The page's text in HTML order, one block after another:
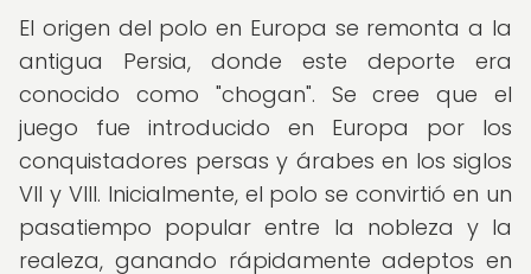
El origen del polo en Europa se remonta a la
antigua Persia, donde este deporte era
conocido como "chogan". Se cree que el
juego fue introducido en Europa por los
conquistadores persas y árabes en los siglos
VII y VIII. Inicialmente, el polo se convirtió en un
pasatiempo popular entre la nobleza y la
realeza, ganando rápidamente adeptos en